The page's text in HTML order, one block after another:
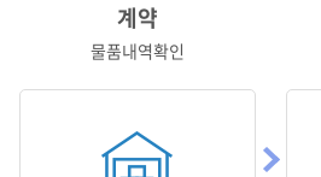
계약
물품내역확인